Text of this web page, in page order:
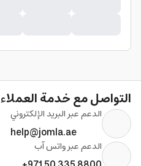
التواصل مع خدمة العملاء
الدعم عبر البريد الإلكتروني
help@jomla.ae
الدعم عبر واتس آب